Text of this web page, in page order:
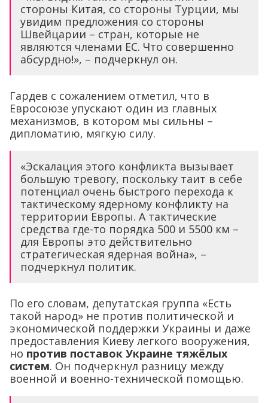
стороны Китая, со стороны Турции, мы
увидим предложения со стороны
Швейцарии – стран, которые не
являются членами ЕС. Что совершенно
абсурдно!», – подчеркнул он.
Гардев с сожалением отметил, что в
Евросоюзе упускают один из главных
механизмов, в котором мы сильны –
дипломатию, мягкую силу.
«Эскалация этого конфликта вызывает
большую тревогу, поскольку таит в себе
потенциал очень быстрого перехода к
тактическому ядерному конфликту на
территории Европы. А тактические
средства где-то порядка 500 и 5500 км –
для Европы это действительно
стратегическая ядерная война», –
подчеркнул политик.
По его словам, депутатская группа «Есть
такой народ» не против политической и
экономической поддержки Украины и даже
предоставления Киеву легкого вооружения,
но против поставок Украине тяжёлых
систем. Он подчеркнул разницу между
военной и военно-технической помощью.